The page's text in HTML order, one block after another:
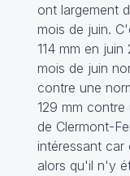
ont largement
mois de juin.
114 mm en
mois de juin
contre une
129 mm
de Clermont-
intéressant car
alors qu'il n'y